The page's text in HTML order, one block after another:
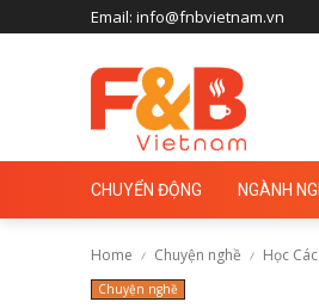
Email: info@fnbvietnam.vn
CHUYỂN ĐỘNG NGÀNH
Home Chuyện nghề Học
Chuyện nghề